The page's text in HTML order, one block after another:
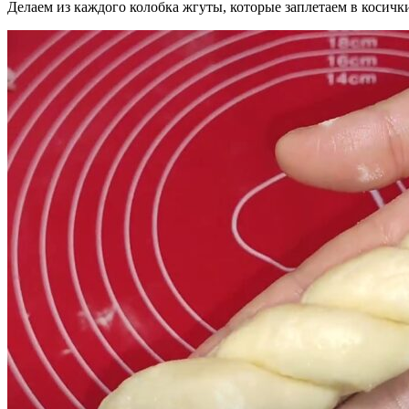
Делаем из каждого колобка жгуты, которые заплетаем в